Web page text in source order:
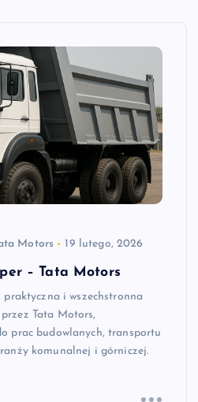
Motors 19 lutego, 2026
– Tata Motors
praktyczna i wszechstronna
Tata Motors,
prac budowlanych, transportu
komunalnej i górniczej.